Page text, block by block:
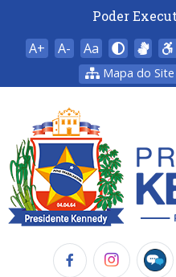
Poder
A+ A- Aa
Mapa do Site